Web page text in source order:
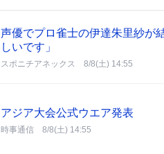
声優でプロ雀士の伊達朱里紗が
しいです」
スポニチアネックス 8/8(土) 14:55
アジア大会公式ウエア発表
時事通信 8/8(土) 14:55